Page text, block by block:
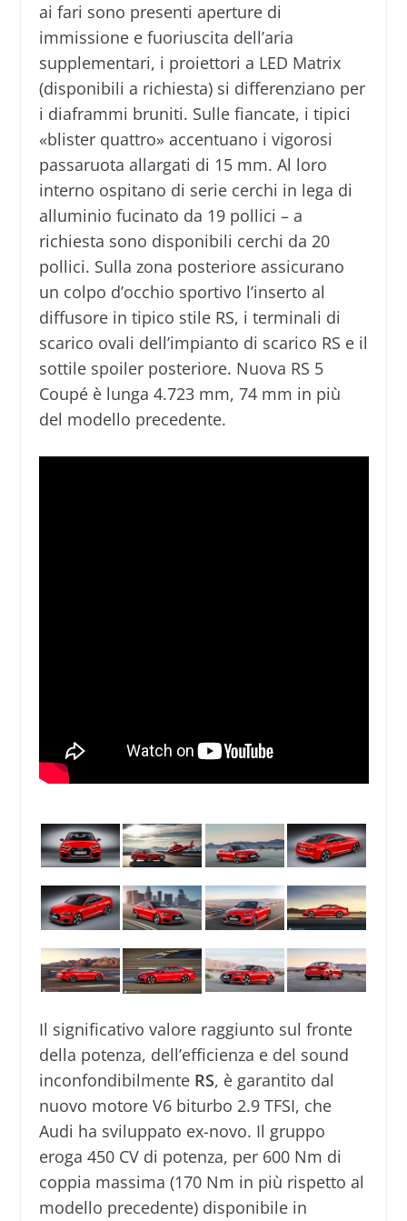
ai fari sono presenti aperture di
immissione e fuoriuscita dell’aria
supplementari, i proiettori a LED Matrix
(disponibili a richiesta) si differenziano per
i diaframmi bruniti. Sulle fiancate, i tipici
«blister quattro» accentuano i vigorosi
passaruota allargati di 15 mm. Al loro
interno ospitano di serie cerchi in lega di
alluminio fucinato da 19 pollici – a
richiesta sono disponibili cerchi da 20
pollici. Sulla zona posteriore assicurano
un colpo d’occhio sportivo l’inserto al
diffusore in tipico stile RS, i terminali di
scarico ovali dell’impianto di scarico RS e il
sottile spoiler posteriore. Nuova RS 5
Coupé è lunga 4.723 mm, 74 mm in più
del modello precedente.
Il significativo valore raggiunto sul fronte
della potenza, dell’efficienza e del sound
inconfondibilmente RS, è garantito dal
nuovo motore V6 biturbo 2.9 TFSI, che
Audi ha sviluppato ex-novo. Il gruppo
eroga 450 CV di potenza, per 600 Nm di
coppia massima (170 Nm in più rispetto al
modello precedente) disponibile in